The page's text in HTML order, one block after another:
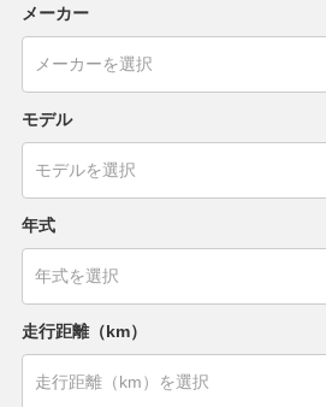
メーカー
モデル
年式
走行距離（km）